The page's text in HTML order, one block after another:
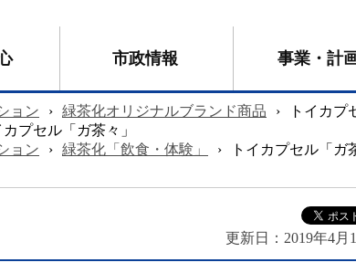
市政情報 事業・計
ョン › 緑茶化オリジナルブランド商品 ›
トイカプ
カプセル「ガ茶々」
ョン › 緑茶化「飲食・体験」 › トイカプセル「ガ
更新日： 2019年4月